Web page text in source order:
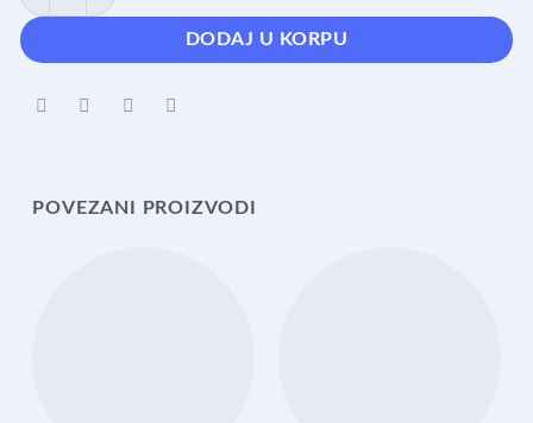
DODAJ U KORPU
POVEZANI PROIZVODI